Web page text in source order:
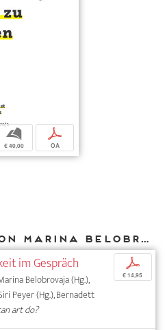
b
€ 40,00
p
OA
Weitere Texte von Marina Belobrovaja bei DIAPHANES
im Gespräch
Belobrovaja (Hg.),
Peyer (Hg.), Bernadett
art do?
p
€ 14,95